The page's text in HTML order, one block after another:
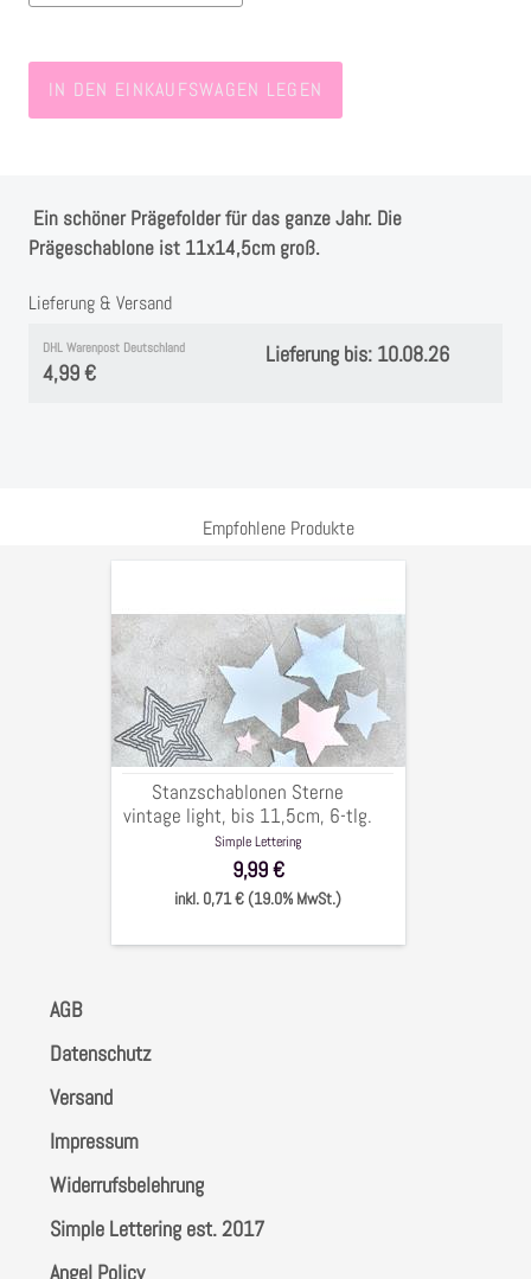
Herbst
Weihnachten
Instagram
IN DEN EINKAUFSWAGEN LEGEN
Ein schöner Prägefolder für das ganze Jahr. Die
Prägeschablone ist 11x14,5cm groß.
Lieferung & Versand
DHL Warenpost Deutschland
4,99 €
Lieferung bis: 10.08.26
Empfohlene Produkte
Sterne
vintage
light,
bis
11,5cm,
6-
Stanzschablonen Sterne
vintage light, bis 11,5cm, 6-tlg.
Simple Lettering
9,99 €
inkl. 0,71 € (19.0% MwSt.)
AGB
Datenschutz
Versand
Impressum
Widerrufsbelehrung
Simple Lettering est. 2017
Angel Policy